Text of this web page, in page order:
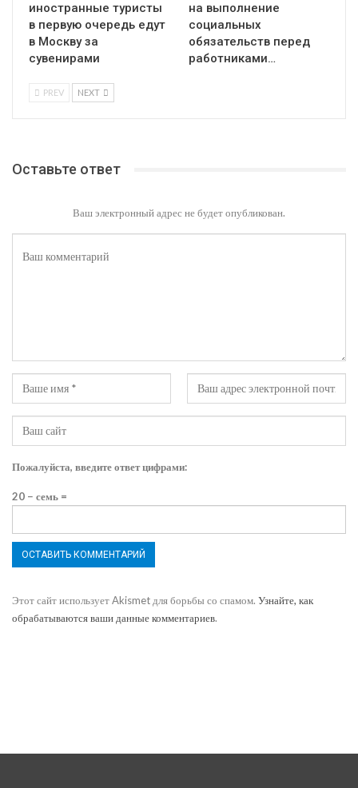
иностранные туристы
в первую очередь едут
в Москву за
сувенирами
на выполнение
социальных
обязательств перед
работниками…
PREV NEXT
Оставьте ответ
Ваш электронный адрес не будет опубликован.
Пожалуйста, введите ответ цифрами:
20 − семь =
Этот сайт использует Akismet для борьбы со спамом. Узнайте, как
обрабатываются ваши данные комментариев.